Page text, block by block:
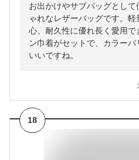
お出かけやサブバッグとし
ゃれなレザーバッグです。
心、耐久性に優れ長く愛用
ン巾着がセットで、カラー
いいですね。
18